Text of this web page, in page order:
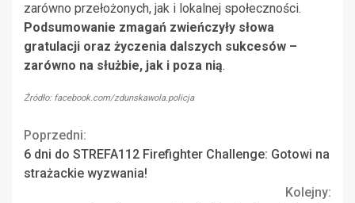
zarówno przełożonych, jak i lokalnej społeczności.
Podsumowanie zmagań zwieńczyły słowa
gratulacji oraz życzenia dalszych sukcesów –
zarówno na służbie, jak i poza nią.
Źródło: facebook.com/zdunskawola.policja
Continue
Reading
Poprzedni:
6 dni do STREFA112 Firefighter Challenge: Gotowi na
strażackie wyzwania!
Kolejny: